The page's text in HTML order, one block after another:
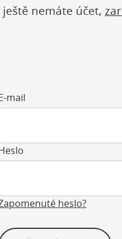
ještě nemáte účet,
mail
heslo?